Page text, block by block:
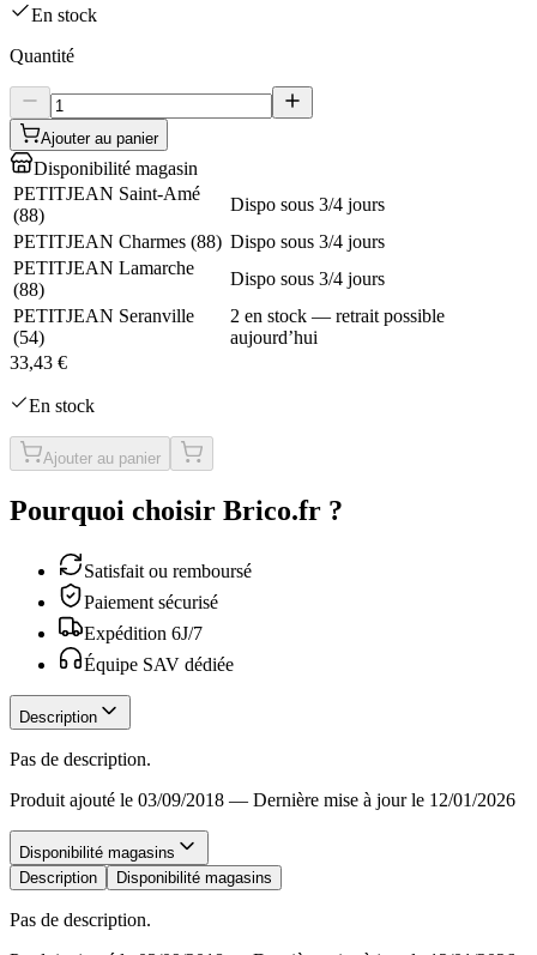
En stock
Quantité
Ajouter au panier
Disponibilité magasin
PETITJEAN Saint-Amé
(88)
Dispo sous 3/4 jours
PETITJEAN Charmes (88) Dispo sous 3/4 jours
PETITJEAN Lamarche
(88)
Dispo sous 3/4 jours
PETITJEAN Seranville
(54)
2 en stock — retrait possible
aujourd’hui
33,43 €
En stock
Ajouter au panier
Pourquoi choisir Brico.fr ?
Satisfait ou remboursé
Paiement sécurisé
Expédition 6J/7
Équipe SAV dédiée
Description
Pas de description.
Produit ajouté le 03/09/2018 — Dernière mise à jour le 12/01/2026
Disponibilité magasins
Description
Disponibilité magasins
Pas de description.